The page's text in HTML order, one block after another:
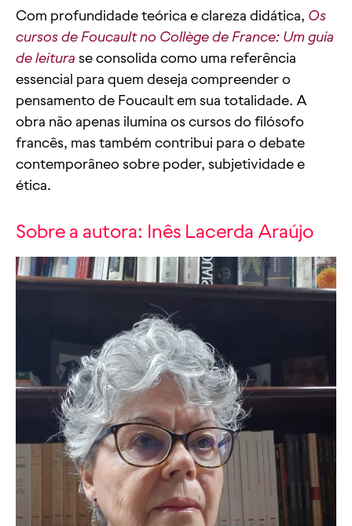
Com profundidade teórica e clareza didática, Os
cursos de Foucault no Collège de France: Um guia
de leitura se consolida como uma referência
essencial para quem deseja compreender o
pensamento de Foucault em sua totalidade. A
obra não apenas ilumina os cursos do filósofo
francês, mas também contribui para o debate
contemporâneo sobre poder, subjetividade e
ética.
Sobre a autora: Inês Lacerda Araújo